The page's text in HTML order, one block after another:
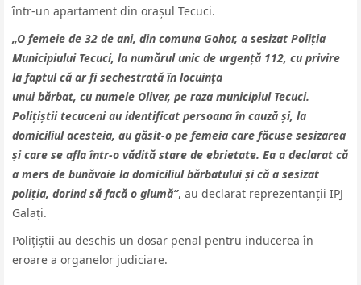
într-un apartament din orașul Tecuci.
„O femeie de 32 de ani, din comuna Gohor, a sesizat Poliția
Municipiului Tecuci, la numărul unic de urgență 112, cu privire
la faptul că ar fi sechestrată în locuința
unui bărbat, cu numele Oliver, pe raza municipiul Tecuci.
Polițiștii tecuceni au identificat persoana în cauză și, la
domiciliul acesteia, au găsit-o pe femeia care făcuse sesizarea
și care se afla într-o vădită stare de ebrietate. Ea a declarat că
a mers de bunăvoie la domiciliul bărbatului și că a sesizat
poliția, dorind să facă o glumă”, au declarat reprezentanții IPJ
Galați.
Polițiștii au deschis un dosar penal pentru inducerea în
eroare a organelor judiciare.